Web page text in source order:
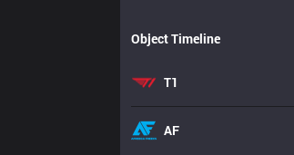
Object Timeline
T1
AF